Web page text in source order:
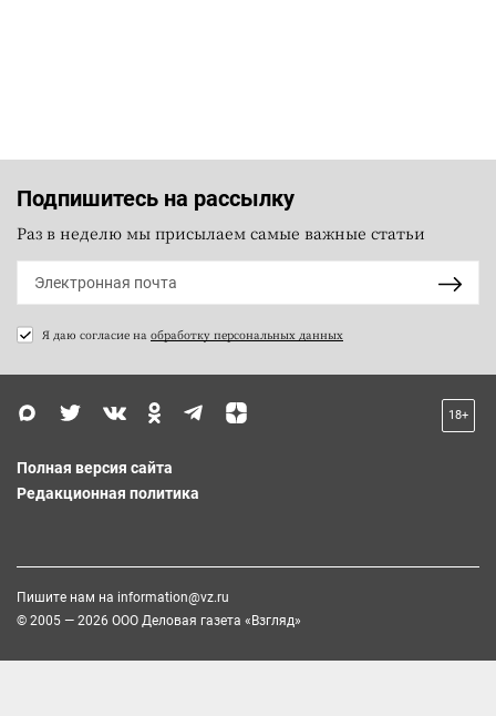
Подпишитесь на рассылку
Раз в неделю мы присылаем самые важные статьи
Я даю согласие на обработку персональных данных
18+
Полная версия сайта
Редакционная политика
Пишите нам на information@vz.ru
© 2005 — 2026 ООО Деловая газета «Взгляд»